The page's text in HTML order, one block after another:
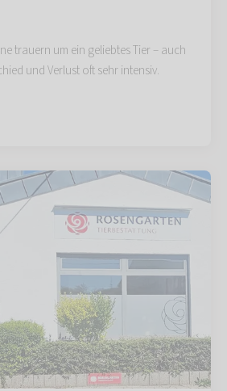
trauern um ein geliebtes Tier – auch
und Verlust oft sehr intensiv.